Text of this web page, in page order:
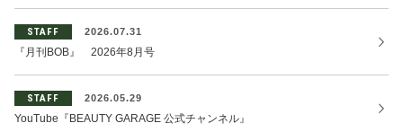
STAFF 2026.07.31
『月刊BOB』 2026年8月号
STAFF 2026.05.29
YouTube『BEAUTY GARAGE 公式チャンネル』